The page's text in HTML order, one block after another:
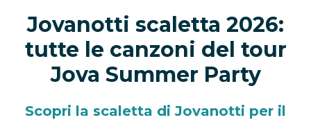
Jovanotti scaletta 2026:
tutte le canzoni del tour
Jova Summer Party
Scopri la scaletta di Jovanotti per il